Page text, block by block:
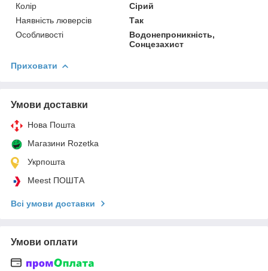
Колір
Сірий
Наявність люверсів
Так
Особливості
Водонепроникність,
Сонцезахист
Приховати
Умови доставки
Нова Пошта
Магазини Rozetka
Укрпошта
Meest ПОШТА
Всі умови доставки
Умови оплати